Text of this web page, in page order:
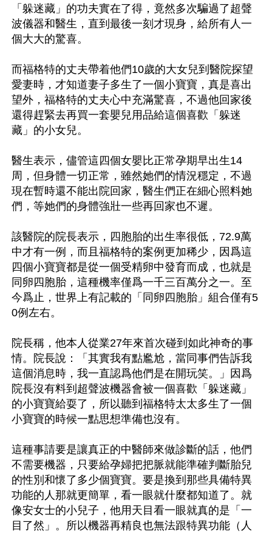
「躲迷藏」的功夫實在了得，竟然多次騙過了超聲
波儀器和醫生，直到最後一刻才現身，給所有人一
個大大的驚喜。
而福格特的丈夫帶着他們10歲的大女兒到醫院探望
愛妻時，才知道妻子多生了一個小寶寶，真是喜出
望外，福格特的丈夫心中充滿驚喜，不過他回家後
還得趕緊去再買一套嬰兒用品給這個喜歡「躲迷
藏」的小女兒。
醫生表示，儘管這四個女嬰比正常孕期早出生14
周，但身體一切正常，雖然她們的情況穩定，不過
現在暫時還不能出院回家，醫生們正在細心照料她
們，等她們的身體強壯一些再回家也不遲。
該醫院的院長表示，四胞胎的出生率很低，72.9萬
中才有一例，而且福格特的案例更加稀少，因爲這
四個小寶寶都是從一個受精卵中發育而成，也就是
同卵四胞胎，這種機率僅爲一千三百萬分之一。至
今爲止，世界上有記載的「同卵四胞胎」組合僅有5
0例左右。
院長稱，他本人從業27年來首次碰到如此神奇的事
情。院長說：「其實我有點尷尬，當同事們告訴我
這個消息時，我一直認爲他們是在開玩笑。」因爲
院長沒有料到超聲波機器會被一個喜歡「躲迷藏」
的小寶寶給耍了，所以聽到福格特太太多生了一個
小寶寶的時候一點思想準備也沒有。
這種事請要是讓真正的中醫師來做診斷的話，他們
不需要機器，只要給孕婦把把脈就能準確判斷胎兒
的性別和懷了多少個寶寶。要是換到那些具備特異
功能的人那就更簡單，看一眼就什麼都知道了。就
像安女士的小兒子，他用天目看一眼就真的是「一
目了然」。所以機器再精良也無法跟特異功能（人